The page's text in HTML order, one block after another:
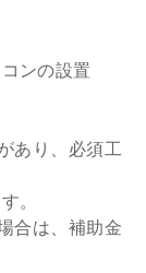
ンの設置
あり、必須工
。
合は、補助金